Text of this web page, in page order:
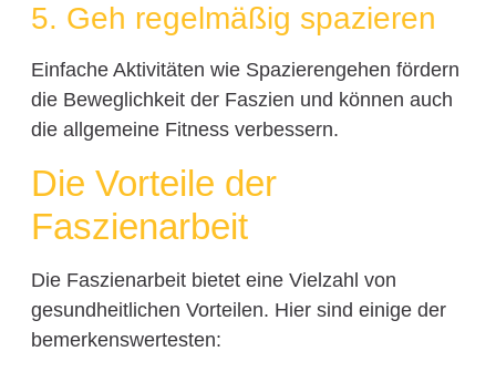
5. Geh regelmäßig spazieren
Einfache Aktivitäten wie Spazierengehen fördern
die Beweglichkeit der Faszien und können auch
die allgemeine Fitness verbessern.
Die Vorteile der
Faszienarbeit
Die Faszienarbeit bietet eine Vielzahl von
gesundheitlichen Vorteilen. Hier sind einige der
bemerkenswertesten: